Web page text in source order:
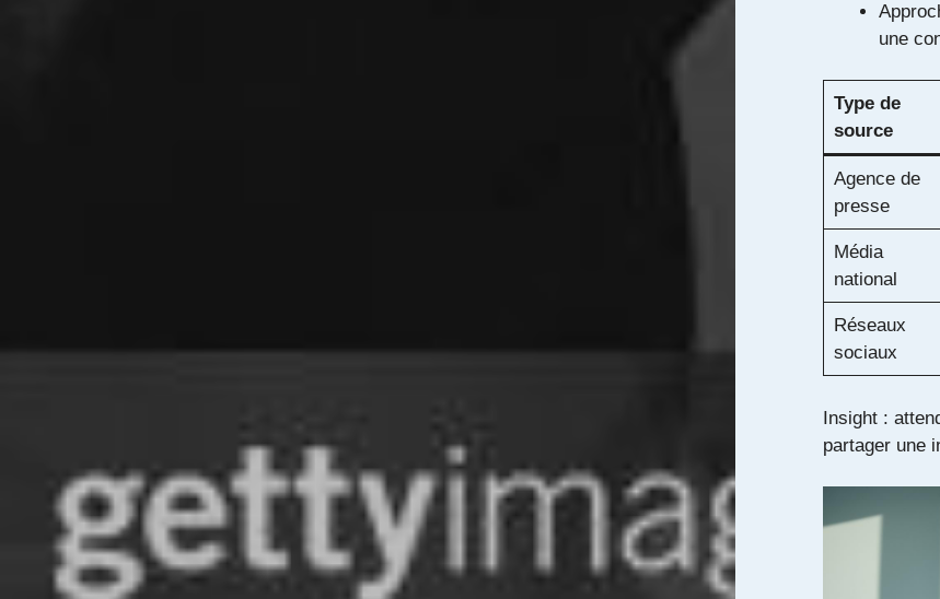
une
Type de
source
Agence de
presse
Média
national
Réseaux
sociaux
Insight :
partager une